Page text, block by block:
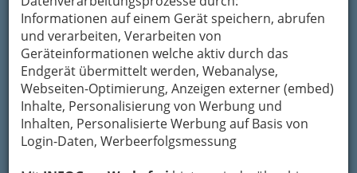
Informationen auf einem Gerät speichern, abrufen
und verarbeiten, Verarbeiten von
Geräteinformationen welche aktiv durch das
Endgerät übermittelt werden, Webanalyse,
Webseiten-Optimierung, Anzeigen externer (embed)
Inhalte, Personalisierung von Werbung und
Inhalten, Personalisierte Werbung auf Basis von
Login-Daten, Werbeerfolgsmessung
Ruhige, grüne Lage im Westen von Graz
Gute Erreichbarkeit über die Autobahn
Großer kostenloser Parkplatz für ca. 300 Autos
direkt vor dem Haus
hoteleigene Tiefgarage (ca. 30 Stellplätze)
alle 10 Minuten Bus ins Zentrum (Haltestelle
an der Hoteleinfahrt)